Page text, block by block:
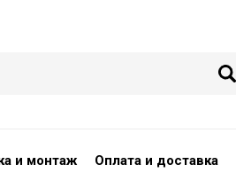
и монтаж Оплата и доставка